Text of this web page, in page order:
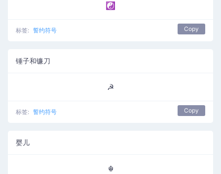
☯
标签: 誓约符号 Copy
锤子和镰刀
☭
标签: 誓约符号 Copy
婴儿
☬